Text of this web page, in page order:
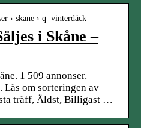
› skane › q=vinterdäck
i Skåne –
1 509 annonser.
Läs om sorteringen av
träff, Äldst, Billigast …